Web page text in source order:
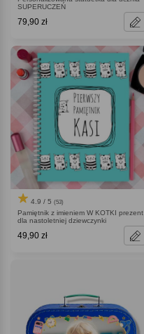
SUPERUCZEŃ
79,90 zł
4.9 / 5 (53)
Pamiętnik z imieniem W KOTKI prezent
dla nastoletniej dziewczynki
49,90 zł